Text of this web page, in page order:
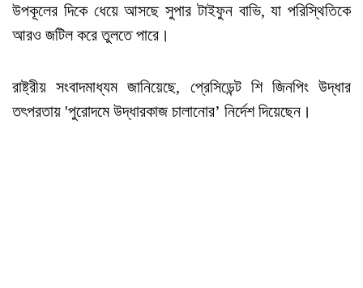
উপকূলের দিকে ধেয়ে আসছে সুপার টাইফুন বাভি, যা পরিস্থিতিকে
আরও জটিল করে তুলতে পারে।
রাষ্ট্রীয় সংবাদমাধ্যম জানিয়েছে, প্রেসিডেন্ট শি জিনপিং উদ্ধার
তৎপরতায় 'পুরোদমে উদ্ধারকাজ চালানোর’ নির্দেশ দিয়েছেন।